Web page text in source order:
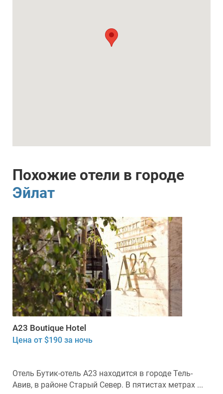
Похожие отели в городе
Эйлат
A23 Boutique Hotel
Цена от $190 за ночь
Отель Бутик-отель А23 находится в городе Тель-
Авив, в районе Старый Север. В пятистах метрах ...